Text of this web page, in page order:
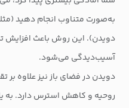
دویدن). این روش باعث
آسیب‌دیدگی می‌شود.
دویدن در فضای باز نیز علاوه بر
روحیه و کاهش استرس دارد. به